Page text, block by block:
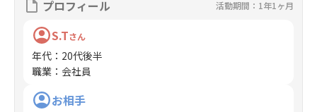
プロフィール 活動期間：1年1ヶ月
S.Tさん
年代 ： 20代後半
職業 ： 会社員
お相手